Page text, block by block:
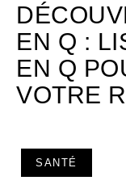
EN Q :
EN Q
VOTRE
SANTÉ